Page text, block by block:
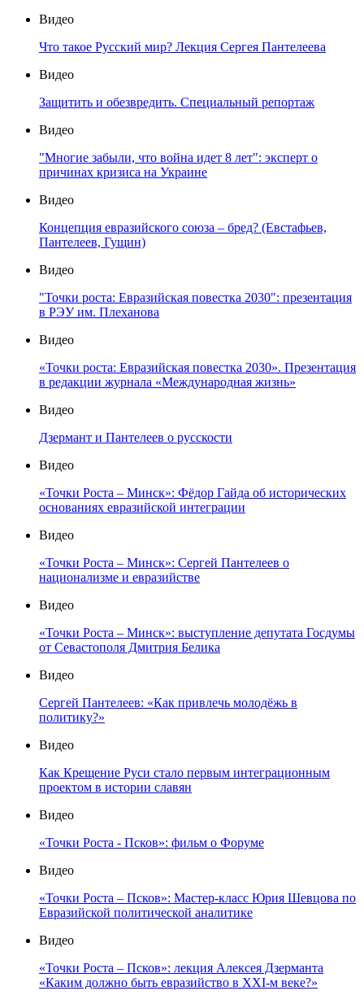
Видео
Что такое Русский мир? Лекция Сергея Пантелеева
Видео
Защитить и обезвредить. Специальный репортаж
Видео
"Многие забыли, что война идет 8 лет": эксперт о
причинах кризиса на Украине
Видео
Концепция евразийского союза – бред? (Евстафьев,
Пантелеев, Гущин)
Видео
"Точки роста: Евразийская повестка 2030": презентация
в РЭУ им. Плеханова
Видео
«Точки роста: Евразийская повестка 2030». Презентация
в редакции журнала «Международная жизнь»
Видео
Дзермант и Пантелеев о русскости
Видео
«Точки Роста – Минск»: Фёдор Гайда об исторических
основаниях евразийской интеграции
Видео
«Точки Роста – Минск»: Сергей Пантелеев о
национализме и евразийстве
Видео
«Точки Роста – Минск»: выступление депутата Госдумы
от Севастополя Дмитрия Белика
Видео
Сергей Пантелеев: «Как привлечь молодёжь в
политику?»
Видео
Как Крещение Руси стало первым интеграционным
проектом в истории славян
Видео
«Точки Роста - Псков»: фильм о Форуме
Видео
«Точки Роста – Псков»: Мастер-класс Юрия Шевцова по
Евразийской политической аналитике
Видео
«Точки Роста – Псков»: лекция Алексея Дзерманта
«Каким должно быть евразийство в XXI-м веке?»